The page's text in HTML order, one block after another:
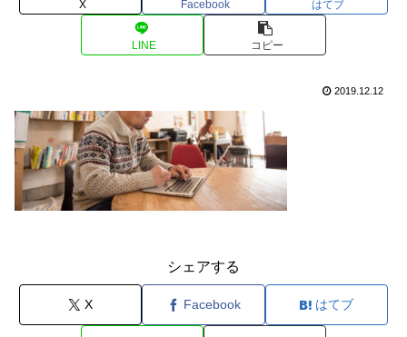
X Facebook はてブ
LINE コピー
2019.12.12
シェアする
X Facebook はてブ